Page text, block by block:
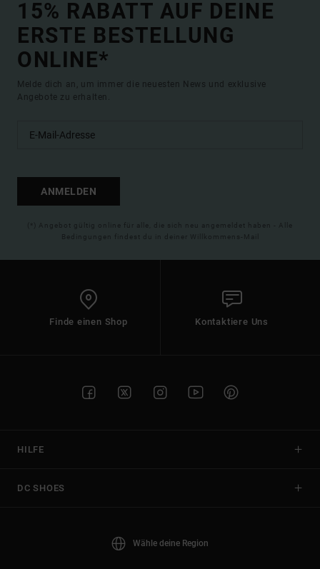
15% RABATT AUF DEINE
ERSTE BESTELLUNG
ONLINE*
Melde dich an, um immer die neuesten News und exklusive
Angebote zu erhalten.
ANMELDEN
(*) Angebot gültig online für alle, die sich neu angemeldet haben - Alle
Bedingungen findest du in deiner Willkommens-Mail
Finde einen Shop Kontaktiere Uns
HILFE
DC SHOES
Wähle deine Region